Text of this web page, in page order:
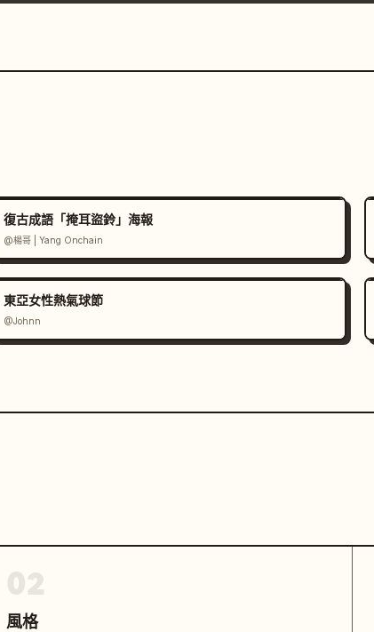
復古成語「掩耳盜鈴」海報
@楊哥 | Yang Onchain
東亞女性熱氣球節
@Johnn
風格